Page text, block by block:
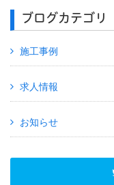
ブログカテゴリ
施工事例
求人情報
お知らせ